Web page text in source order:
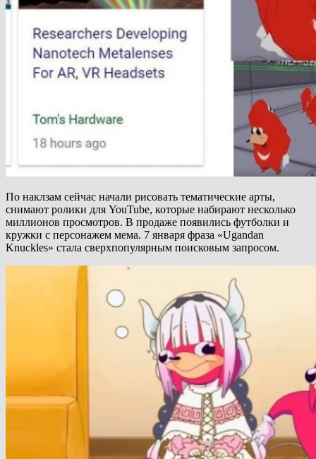
По наклзам сейчас начали рисовать тематические арты,
снимают ролики для YouTube, которые набирают несколько
миллионов просмотров. В продаже появились футболки и
кружки с персонажем мема. 7 января фраза «Ugandan
Knuckles» стала сверхпопулярным поисковым запросом.